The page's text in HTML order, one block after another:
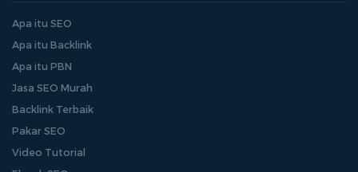
Apa itu SEO
Apa itu Backlink
Apa itu PBN
Jasa SEO Murah
Backlink Terbaik
Pakar SEO
Video Tutorial